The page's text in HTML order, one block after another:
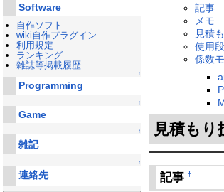
記事
メモ
見積
使用
係数
見積も
記事 †
Software
自作ソフト
wiki自作プラグイン
利用規定
ランキング
雑誌等掲載履歴
↑
Programming
↑
Game
↑
雑記
↑
連絡先